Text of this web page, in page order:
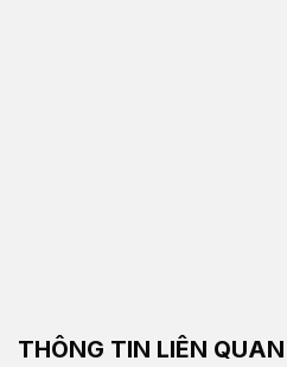
THÔNG TIN LIÊN QUAN